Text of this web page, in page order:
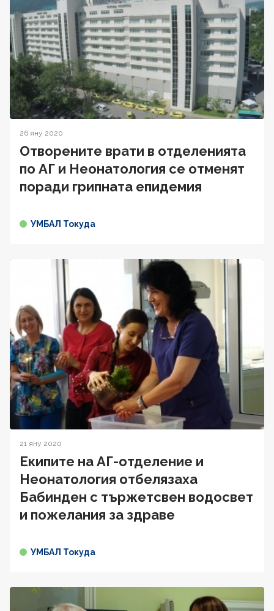
26 яну 2020
Отворените врати в отделенията
по АГ и Неонатология се отменят
поради грипната епидемия
УМБАЛ Токуда
21 яну 2020
Екипите на АГ-отделение и
Неонатология отбелязаха
Бабинден с тържетсвен водосвет
и пожелания за здраве
УМБАЛ Токуда